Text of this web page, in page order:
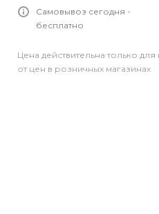
Самовывоз сегодня -
бесплатно
Цена действительна только
от цен в розничных магазинах